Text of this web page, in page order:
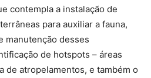
contempla a instalação de
para auxiliar a fauna,
manutenção desses
de hotspots – áreas
de atropelamentos, e também o